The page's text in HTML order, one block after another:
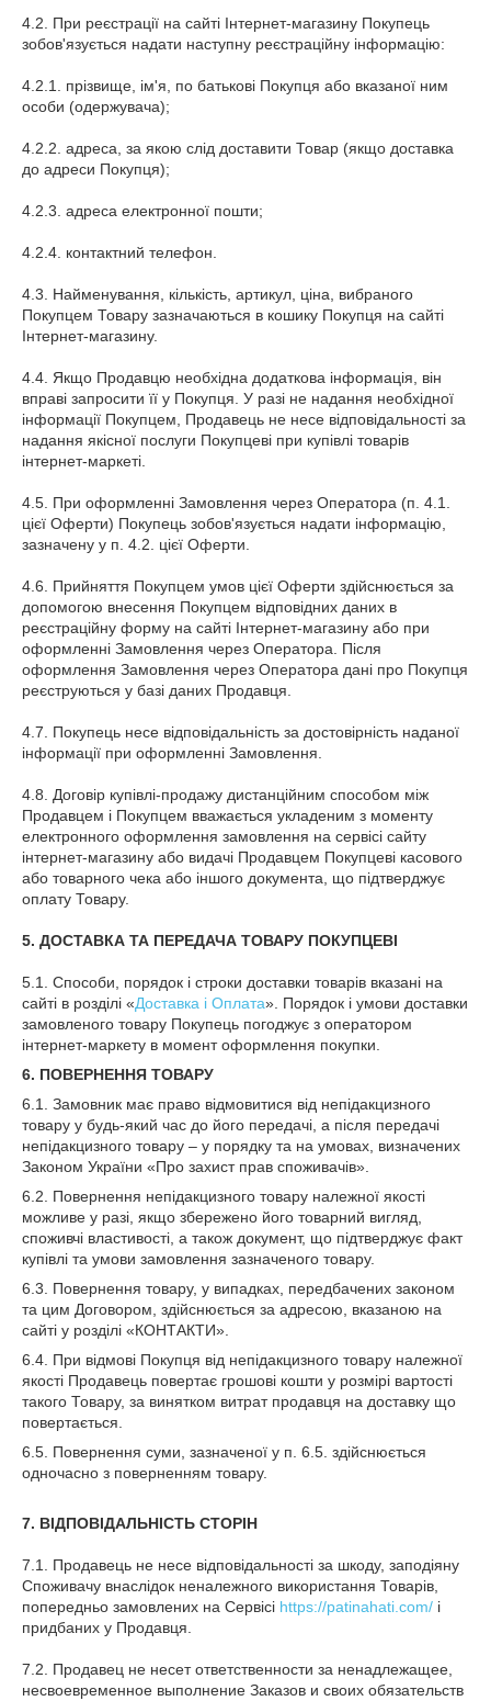
4.2. При реєстрації на сайті Інтернет-магазину Покупець
зобов'язується надати наступну реєстраційну інформацію:
4.2.1. прізвище, ім'я, по батькові Покупця або вказаної ним
особи (одержувача);
4.2.2. адреса, за якою слід доставити Товар (якщо доставка
до адреси Покупця);
4.2.3. адреса електронної пошти;
4.2.4. контактний телефон.
4.3. Найменування, кількість, артикул, ціна, вибраного
Покупцем Товару зазначаються в кошику Покупця на сайті
Інтернет-магазину.
4.4. Якщо Продавцю необхідна додаткова інформація, він
вправі запросити її у Покупця. У разі не надання необхідної
інформації Покупцем, Продавець не несе відповідальності за
надання якісної послуги Покупцеві при купівлі товарів
інтернет-маркеті.
4.5. При оформленні Замовлення через Оператора (п. 4.1.
цієї Оферти) Покупець зобов'язується надати інформацію,
зазначену у п. 4.2. цієї Оферти.
4.6. Прийняття Покупцем умов цієї Оферти здійснюється за
допомогою внесення Покупцем відповідних даних в
реєстраційну форму на сайті Інтернет-магазину або при
оформленні Замовлення через Оператора. Після
оформлення Замовлення через Оператора дані про Покупця
реєструються у базі даних Продавця.
4.7. Покупець несе відповідальність за достовірність наданої
інформації при оформленні Замовлення.
4.8. Договір купівлі-продажу дистанційним способом між
Продавцем і Покупцем вважається укладеним з моменту
електронного оформлення замовлення на сервісі сайту
інтернет-магазину або видачі Продавцем Покупцеві касового
або товарного чека або іншого документа, що підтверджує
оплату Товару.
5. ДОСТАВКА ТА ПЕРЕДАЧА ТОВАРУ ПОКУПЦЕВІ
5.1. Способи, порядок і строки доставки товарів вказані на
сайті в розділі «Доставка і Оплата». Порядок і умови доставки
замовленого товару Покупець погоджує з оператором
інтернет-маркету в момент оформлення покупки.
6. ПОВЕРНЕННЯ ТОВАРУ
6.1. Замовник має право відмовитися від непідакцизного
товару у будь-який час до його передачі, а після передачі
непідакцизного товару – у порядку та на умовах, визначених
Законом України «Про захист прав споживачів».
6.2. Повернення непідакцизного товару належної якості
можливе у разі, якщо збережено його товарний вигляд,
споживчі властивості, а також документ, що підтверджує факт
купівлі та умови замовлення зазначеного товару.
6.3. Повернення товару, у випадках, передбачених законом
та цим Договором, здійснюється за адресою, вказаною на
сайті у розділі «КОНТАКТИ».
6.4. При відмові Покупця від непідакцизного товару належної
якості Продавець повертає грошові кошти у розмірі вартості
такого Товару, за винятком витрат продавця на доставку що
повертається.
6.5. Повернення суми, зазначеної у п. 6.5. здійснюється
одночасно з поверненням товару.
7. ВІДПОВІДАЛЬНІСТЬ СТОРІН
7.1. Продавець не несе відповідальності за шкоду, заподіяну
Споживачу внаслідок неналежного використання Товарів,
попередньо замовлених на Сервісі https://patinahati.com/ і
придбаних у Продавця.
7.2. Продавец не несет ответственности за ненадлежащее,
несвоевременное выполнение Заказов и своих обязательств